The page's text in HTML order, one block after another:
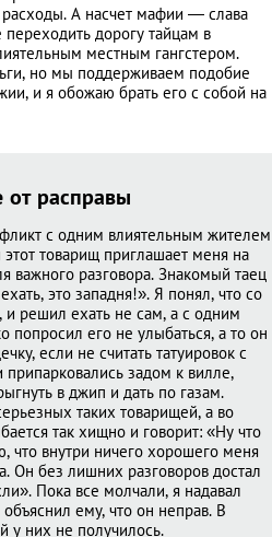
А насчет мафии — слава
дорогу тайцам в
местным гангстером.
но мы поддерживаем подобие
и я обожаю брать его с собой на
расправы
с одним влиятельным жителем
товарищ приглашает меня на
важного разговора. Знакомый таец
это западня!». Я понял, что со
и решил ехать не сам, а с одним
попросил его не улыбаться, а то он
если не считать татуировок с
задом к вилле,
в джип и дать по газам.
таких товарищей, а во
так хищно и говорит: «Ну что
что внутри ничего хорошего меня
Он без лишних разговоров достал
Пока все молчали, я надавал
ему, что он неправ. В
у них не получилось.